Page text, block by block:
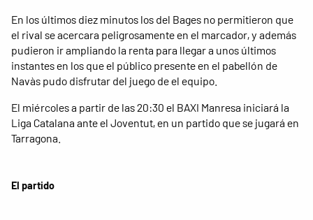
El partido
En los últimos diez minutos los del Bages no permitieron que
el rival se acercara peligrosamente en el marcador, y además
pudieron ir ampliando la renta para llegar a unos últimos
instantes en los que el público presente en el pabellón de
Navàs pudo disfrutar del juego de el equipo.
El miércoles a partir de las 20:30 el BAXI Manresa iniciará la
Liga Catalana ante el Joventut, en un partido que se jugará en
Tarragona.